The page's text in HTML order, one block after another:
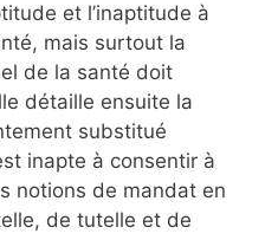
et l’inaptitude à
mais surtout la
de la santé doit
détaille ensuite la
substitué
inapte à consentir à
notions de mandat en
de tutelle et de